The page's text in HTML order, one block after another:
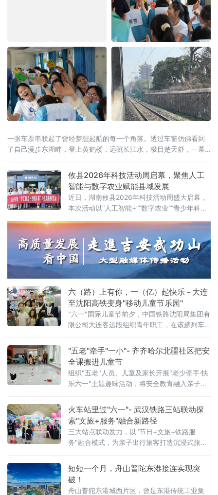
文脉资源、铸牢中华
一张车票串联起了曾经梦想起航的每一个角落。透过车窗仿佛看到
了自己漫步东湖畔，登上黄鹤楼，远眺长江水，极目楚天舒，一幕
攸县2026年科技活动周启幕，聚焦人工
智能与数字农业赋能县域发展
近日，湖南攸县2026年科技活动周盛大启幕，
本次活动以“人工智能+”“数字农业”“青少年科
及“培育好强科创兴产业的动能”行动展开，全方
位展示了攸县在科技创新驱动下，产业升级、
绿色发展和智慧教育领域取得的崭新成果，为
攸县的高质量发展注入了强劲的科技动力。
六（路）上有你，一（亿）起快乐 - 大连
至沈阳高铁变身"移动儿童节乐园"
"六一"国际儿童节前夕，中国铁路沈阳局集团有
限公司大连客运段组织青年职工，在该趟列车
这个六一，坐高铁去撒
"五老"牵手"一小"- 齐齐哈尔北疆社区把安
全课搬进儿童节
组织"五老"人员、儿童及家长开展"老少牵手·快
乐六一"主题趣味活动，将安全教育融入亲子游
现场设置了多项互动游戏，社区"五老"与孩子们
携手参与、亲密配合。"五老"人员耐心示范游戏
火车站里过"六一"- 武汉铁路三站联动探
索"文旅+服务"融合新路径
三大站点联动发力，以"节日+文旅+铁路服
务"融合模式，为亲子出行旅客打造沉浸式旅途
站、武汉东站设联动分会场，重点面向环线列
车亲子出行旅客打造特色服务。活动前期，车
站依
短短一个月，舟山普陀东港接连实现突
破！
舟山普陀东港城西片区，曾是东港传统工业集